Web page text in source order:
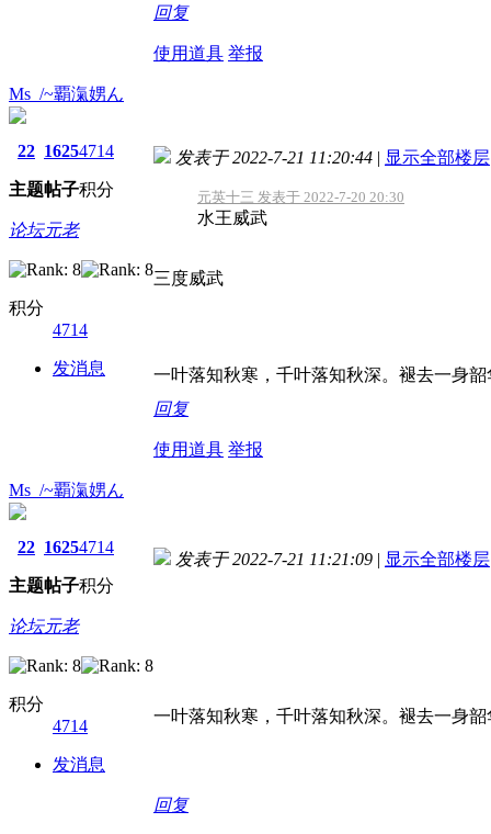
回复
使用道具 举报
Ms_/~覇滊娚ん
22
主题
1625
帖子
4714
积分
论坛元老
积分
4714
发消息
发表于 2022-7-21 11:20:44 | 显示全部楼层
元英十三 发表于 2022-7-20 20:30
水王威武
三度威武
一叶落知秋寒，千叶落知秋深。褪去一身
回复
使用道具 举报
Ms_/~覇滊娚ん
22
主题
1625
帖子
4714
积分
论坛元老
积分
4714
发消息
发表于 2022-7-21 11:21:09 | 显示全部楼层
一叶落知秋寒，千叶落知秋深。褪去一身
回复